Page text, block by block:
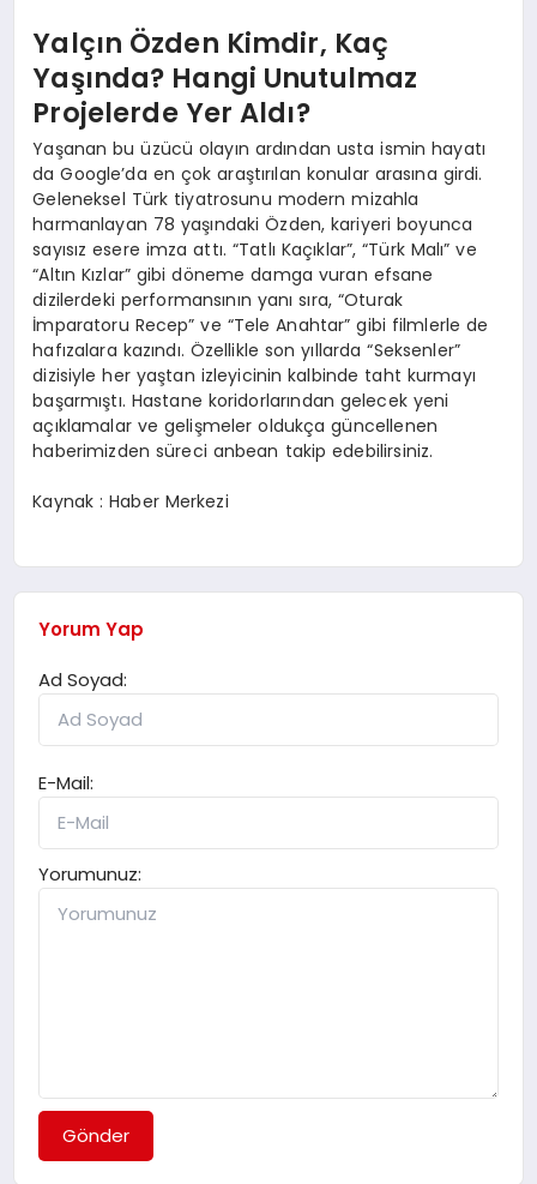
Yalçın Özden Kimdir, Kaç
Yaşında? Hangi Unutulmaz
Projelerde Yer Aldı?
Yaşanan bu üzücü olayın ardından usta ismin hayatı
da Google’da en çok araştırılan konular arasına girdi.
Geleneksel Türk tiyatrosunu modern mizahla
harmanlayan 78 yaşındaki Özden, kariyeri boyunca
sayısız esere imza attı. “Tatlı Kaçıklar”, “Türk Malı” ve
“Altın Kızlar” gibi döneme damga vuran efsane
dizilerdeki performansının yanı sıra, “Oturak
İmparatoru Recep” ve “Tele Anahtar” gibi filmlerle de
hafızalara kazındı. Özellikle son yıllarda “Seksenler”
dizisiyle her yaştan izleyicinin kalbinde taht kurmayı
başarmıştı. Hastane koridorlarından gelecek yeni
açıklamalar ve gelişmeler oldukça güncellenen
haberimizden süreci anbean takip edebilirsiniz.
Kaynak : Haber Merkezi
Yorum Yap
Ad Soyad:
E-Mail:
Yorumunuz:
Gönder